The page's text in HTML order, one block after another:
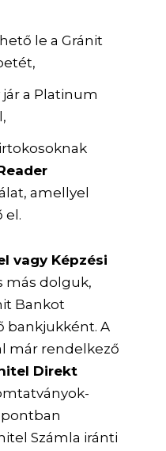
le a Gránit
jár a Platinum
amellyel
el.
vagy Képzési
más dolguk,
Bankot
bankjukként. A
már rendelkező
Direkt
Számla iránti